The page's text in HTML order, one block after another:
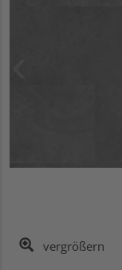
vergrößern